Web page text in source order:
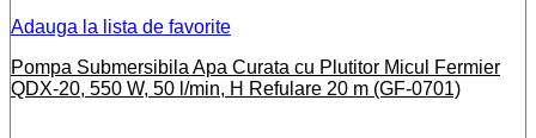
Adauga la lista de favorite
Pompa Submersibila Apa Curata cu Plutitor Micul Fermier
QDX-20, 550 W, 50 l/min, H Refulare 20 m (GF-0701)